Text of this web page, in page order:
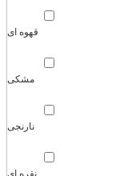
قهوه ای
مشکی
نارنجی
نقره ای